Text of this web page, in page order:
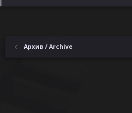
Архив / Archive